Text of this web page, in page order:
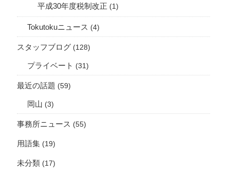
平成30年度税制改正 (1)
Tokutokuニュース (4)
スタッフブログ (128)
プライベート (31)
最近の話題 (59)
岡山 (3)
事務所ニュース (55)
用語集 (19)
未分類 (17)